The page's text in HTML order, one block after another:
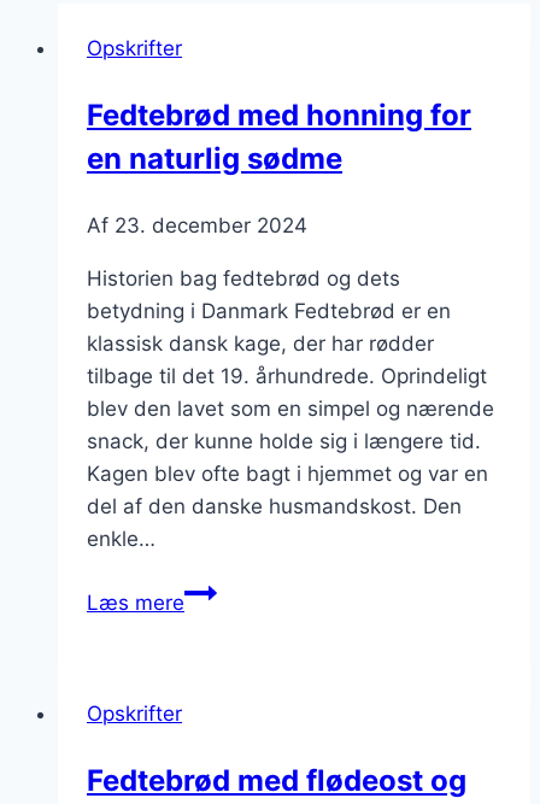
Opskrifter
Fedtebrød med honning for
en naturlig sødme
Af 23. december 2024
Historien bag fedtebrød og dets
betydning i Danmark Fedtebrød er en
klassisk dansk kage, der har rødder
tilbage til det 19. århundrede. Oprindeligt
blev den lavet som en simpel og nærende
snack, der kunne holde sig i længere tid.
Kagen blev ofte bagt i hjemmet og var en
del af den danske husmandskost. Den
enkle…
Læs mereFedtebrød
sødme
Opskrifter
Fedtebrød med flødeost og